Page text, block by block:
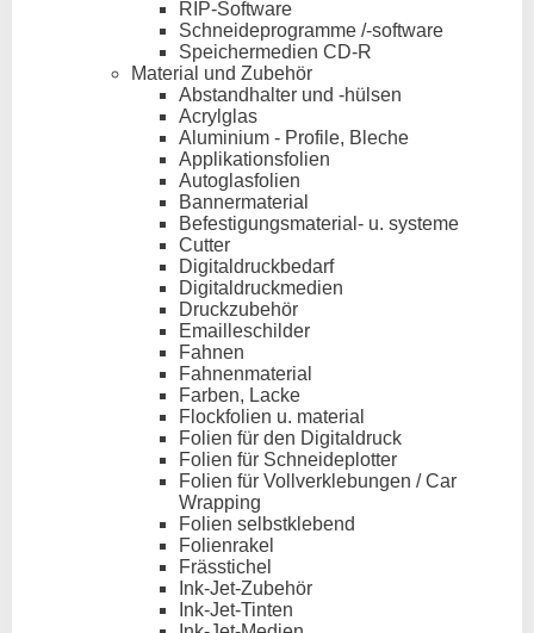
RIP-Software
Schneideprogramme /-software
Speichermedien CD-R
Material und Zubehör
Abstandhalter und -hülsen
Acrylglas
Aluminium - Profile, Bleche
Applikationsfolien
Autoglasfolien
Bannermaterial
Befestigungsmaterial- u. systeme
Cutter
Digitaldruckbedarf
Digitaldruckmedien
Druckzubehör
Emailleschilder
Fahnen
Fahnenmaterial
Farben, Lacke
Flockfolien u. material
Folien für den Digitaldruck
Folien für Schneideplotter
Folien für Vollverklebungen / Car
Wrapping
Folien selbstklebend
Folienrakel
Frässtichel
Ink-Jet-Zubehör
Ink-Jet-Tinten